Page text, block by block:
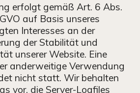
erfolgt gemäß Art. 6 Abs.
auf Basis unseres
Interesses an der
der Stabilität und
unserer Website. Eine
anderweitige Verwendung
nicht statt. Wir behalten
vor, die Server-Logfiles